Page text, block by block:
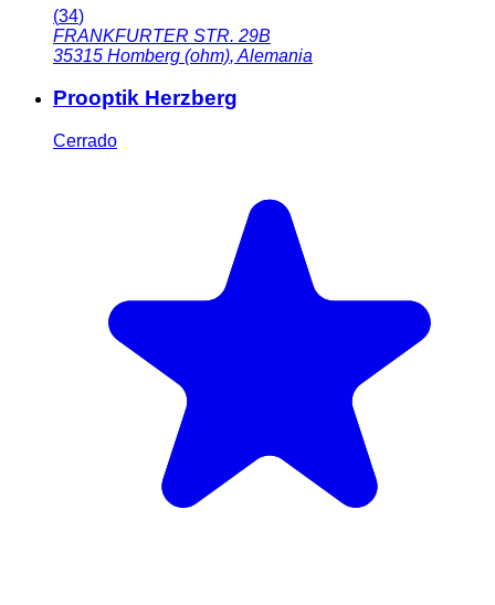
(34)
FRANKFURTER STR. 29B
35315 Homberg (ohm), Alemania
Prooptik Herzberg
Cerrado